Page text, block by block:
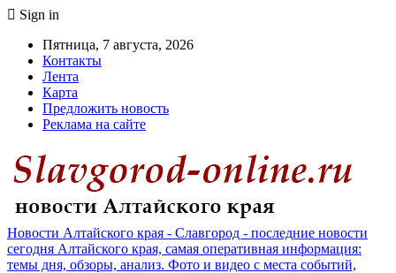
Sign in
Пятница, 7 августа, 2026
Контакты
Лента
Карта
Предложить новость
Реклама на сайте
Новости Алтайского края - Славгород - последние новости
сегодня Алтайского края, самая оперативная информация:
темы дня, обзоры, анализ. Фото и видео с места событий,